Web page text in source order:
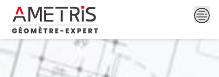
content